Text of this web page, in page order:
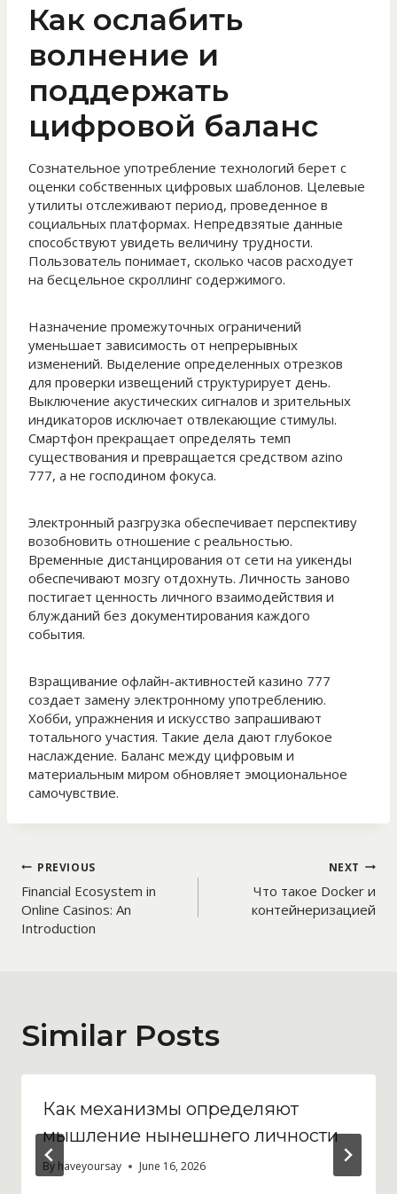
Как ослабить
волнение и
поддержать
цифровой баланс
Сознательное употребление технологий берет с
оценки собственных цифровых шаблонов. Целевые
утилиты отслеживают период, проведенное в
социальных платформах. Непредвзятые данные
способствуют увидеть величину трудности.
Пользователь понимает, сколько часов расходует
на бесцельное скроллинг содержимого.
Назначение промежуточных ограничений
уменьшает зависимость от непрерывных
изменений. Выделение определенных отрезков
для проверки извещений структурирует день.
Выключение акустических сигналов и зрительных
индикаторов исключает отвлекающие стимулы.
Смартфон прекращает определять темп
существования и превращается средством azino
777, а не господином фокуса.
Электронный разгрузка обеспечивает перспективу
возобновить отношение с реальностью.
Временные дистанцирования от сети на уикенды
обеспечивают мозгу отдохнуть. Личность заново
постигает ценность личного взаимодействия и
блужданий без документирования каждого
события.
Взращивание офлайн-активностей казино 777
создает замену электронному употреблению.
Хобби, упражнения и искусство запрашивают
тотального участия. Такие дела дают глубокое
наслаждение. Баланс между цифровым и
материальным миром обновляет эмоциональное
самочувствие.
Post
navigation
PREVIOUS
Financial Ecosystem in
Online Casinos: An
Introduction
NEXT
Что такое Docker и
контейнеризацией
Similar Posts
Как механизмы определяют
мышление нынешнего личности
By haveyoursay June 16, 2026